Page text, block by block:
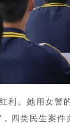
利。她用女警
四类民生案